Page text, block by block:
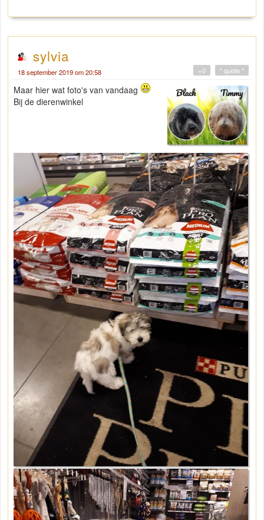
sylvia
18 september 2019 om 20:58 " quote "
+0
Maar hier wat foto's van vandaag
Bij de dierenwinkel